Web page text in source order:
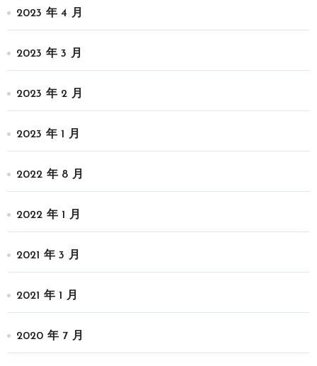
2023 年 4 月
2023 年 3 月
2023 年 2 月
2023 年 1 月
2022 年 8 月
2022 年 1 月
2021 年 3 月
2021 年 1 月
2020 年 7 月